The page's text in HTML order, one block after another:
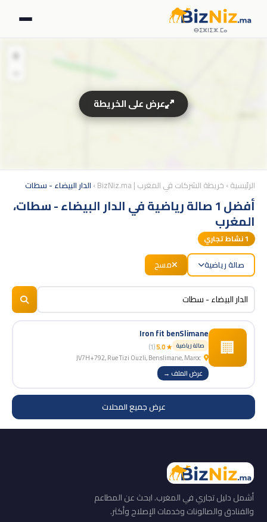
ⴱⵉⵣⵏⵉⵣ.ⵎⴰ
الرئيسية› خريطة الشركات في المغرب | BizNiz.ma › الدار البيضاء - سطات
أفضل 1 صالة رياضية في الدار البيضاء - سطات،
المغرب
1نشاط تجاري
صالة رياضية مسح
🏢
Iron fit benSlimane
صالة رياضية ★ 5.0
(1)
عرض الملف →
عرض جميع المحلات
+
BizNiz.ma
عرض على الخريطة
أشمل دليل تجاري في المغرب. ابحث عن المطاعم
والفنادق والصالونات وخدمات الإصلاح وأكثر.